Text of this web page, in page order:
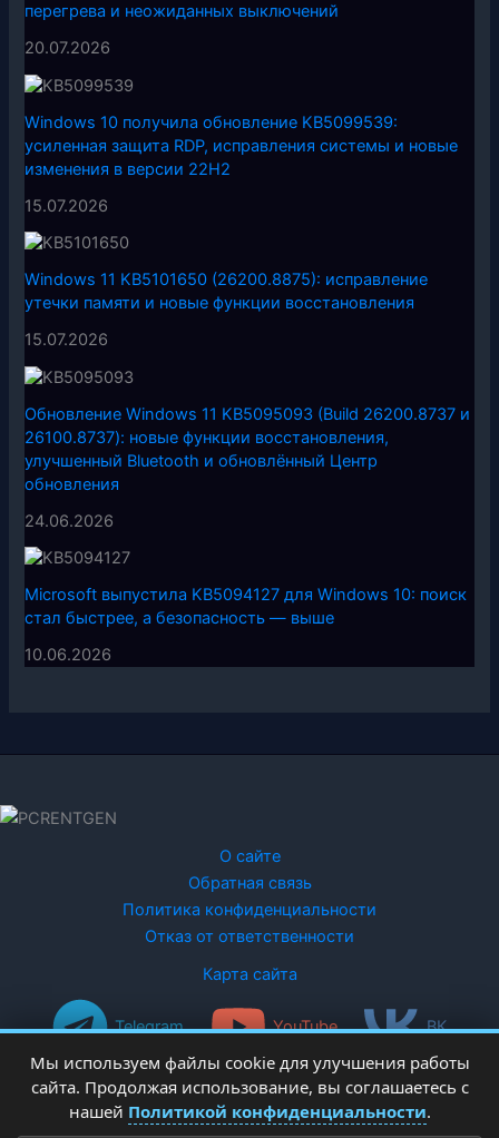
перегрева и неожиданных выключений
20.07.2026
Windows 10 получила обновление KB5099539:
усиленная защита RDP, исправления системы и новые
изменения в версии 22H2
15.07.2026
Windows 11 KB5101650 (26200.8875): исправление
утечки памяти и новые функции восстановления
15.07.2026
Обновление Windows 11 KB5095093 (Build 26200.8737 и
26100.8737): новые функции восстановления,
улучшенный Bluetooth и обновлённый Центр
обновления
24.06.2026
Microsoft выпустила KB5094127 для Windows 10: поиск
стал быстрее, а безопасность — выше
10.06.2026
О сайте
Обратная связь
Политика конфиденциальности
Отказ от ответственности
Карта сайта
Telegram YouTube ВК
Мы используем файлы cookie для улучшения работы
сайта. Продолжая использование, вы соглашаетесь с
нашей Политикой конфиденциальности.